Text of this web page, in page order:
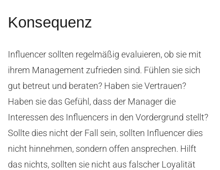
Konsequenz
Influencer sollten regelmäßig evaluieren, ob sie mit
ihrem Management zufrieden sind. Fühlen sie sich
gut betreut und beraten? Haben sie Vertrauen?
Haben sie das Gefühl, dass der Manager die
Interessen des Influencers in den Vordergrund stellt?
Sollte dies nicht der Fall sein, sollten Influencer dies
nicht hinnehmen, sondern offen ansprechen. Hilft
das nichts, sollten sie nicht aus falscher Loyalität